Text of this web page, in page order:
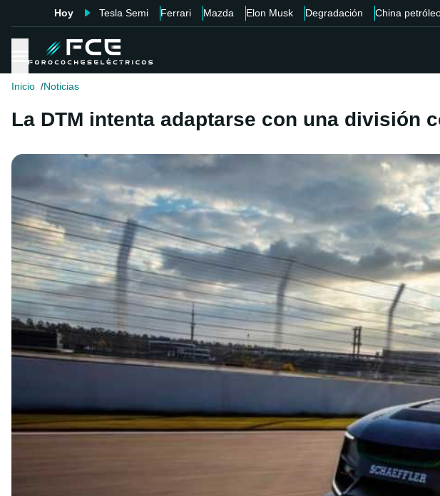
Hoy Tesla Semi Ferrari Mazda Elon Musk Degradación China
Inicio Noticias
La DTM intenta adaptarse con una división